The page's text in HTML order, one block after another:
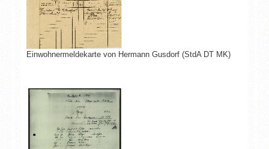
Einwohnermeldekarte von Hermann Gusdorf (StdA DT MK)